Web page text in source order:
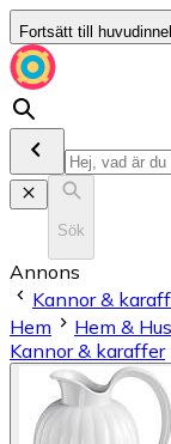
Fortsätt till
Sök
Annons
Kannor &
Hem
Hem &
Kannor & karaffer